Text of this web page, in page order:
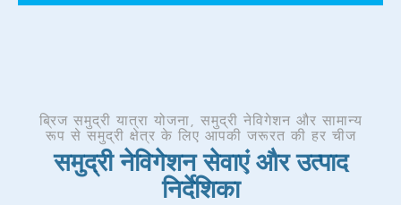
ब्रिज समुद्री यात्रा योजना, समुद्री नेविगेशन और सामान्य
रूप से समुद्री क्षेत्र के लिए आपकी जरूरत की हर चीज
समुद्री नेविगेशन सेवाएं और उत्पाद
निर्देशिका